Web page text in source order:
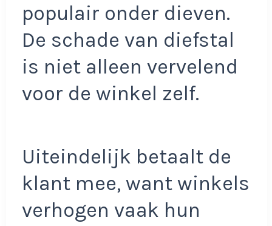
populair onder dieven.
De schade van diefstal
is niet alleen vervelend
voor de winkel zelf.
Uiteindelijk betaalt de
klant mee, want winkels
verhogen vaak hun